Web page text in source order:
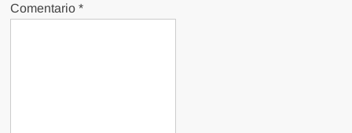
Comentario*